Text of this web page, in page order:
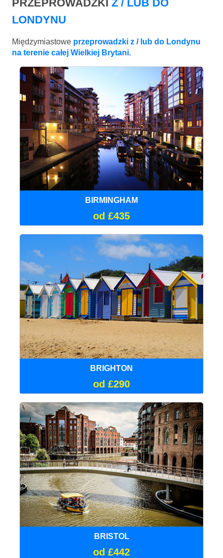
PRZEPROWADZKI Z / LUB DO
LONDYNU
Międzymiastowe przeprowadzki z / lub do Londynu
na terenie całej Wielkiej Brytani.
BIRMINGHAM
od £435
BRIGHTON
od £290
BRISTOL
od £442